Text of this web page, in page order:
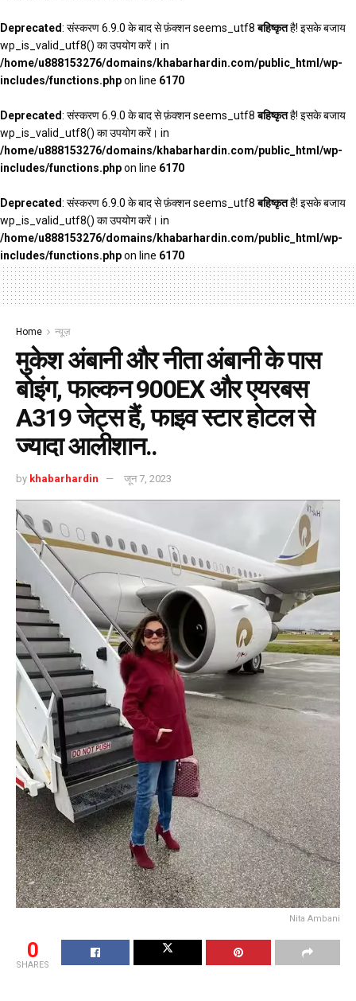
Deprecated: संस्करण 6.9.0 के बाद से फ़ंक्शन seems_utf8बहिष्कृतहै! इसके बजाय
wp_is_valid_utf8() का उपयोग करें। in
/home/u888153276/domains/khabarhardin.com/public_html/wp-
includes/functions.phpon line 6170
Deprecated: संस्करण 6.9.0 के बाद से फ़ंक्शन seems_utf8बहिष्कृतहै! इसके बजाय
wp_is_valid_utf8() का उपयोग करें। in
/home/u888153276/domains/khabarhardin.com/public_html/wp-
includes/functions.phpon line 6170
Deprecated: संस्करण 6.9.0 के बाद से फ़ंक्शन seems_utf8बहिष्कृतहै! इसके बजाय
wp_is_valid_utf8() का उपयोग करें। in
/home/u888153276/domains/khabarhardin.com/public_html/wp-
includes/functions.phpon line 6170
Home न्यूज़
मुकेश अंबानी और नीता अंबानी के पास
बोइंग, फाल्कन 900EX और एयरबस
A319 जेट्स हैं, फाइव स्टार होटल से
ज्यादा आलीशान..
by khabarhardin जून 7, 2023
Nita Ambani
0
SHARES